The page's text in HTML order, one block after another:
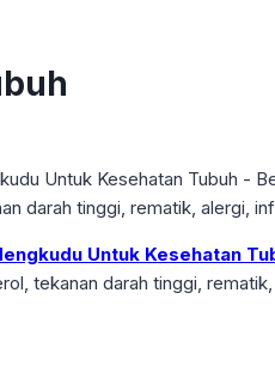
Untuk Kesehatan
tekanan darah tinggi,